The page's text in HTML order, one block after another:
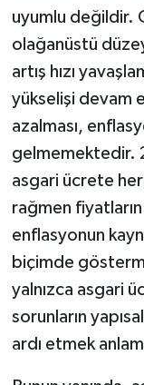
uyumlu değildir.
olağanüstü
artış hızı
yükselişi devam
azalması,
gelmemektedir.
asgari ücrete
rağmen
enflasyonun
biçimde
yalnızca asgari
sorunların
ardı etmek